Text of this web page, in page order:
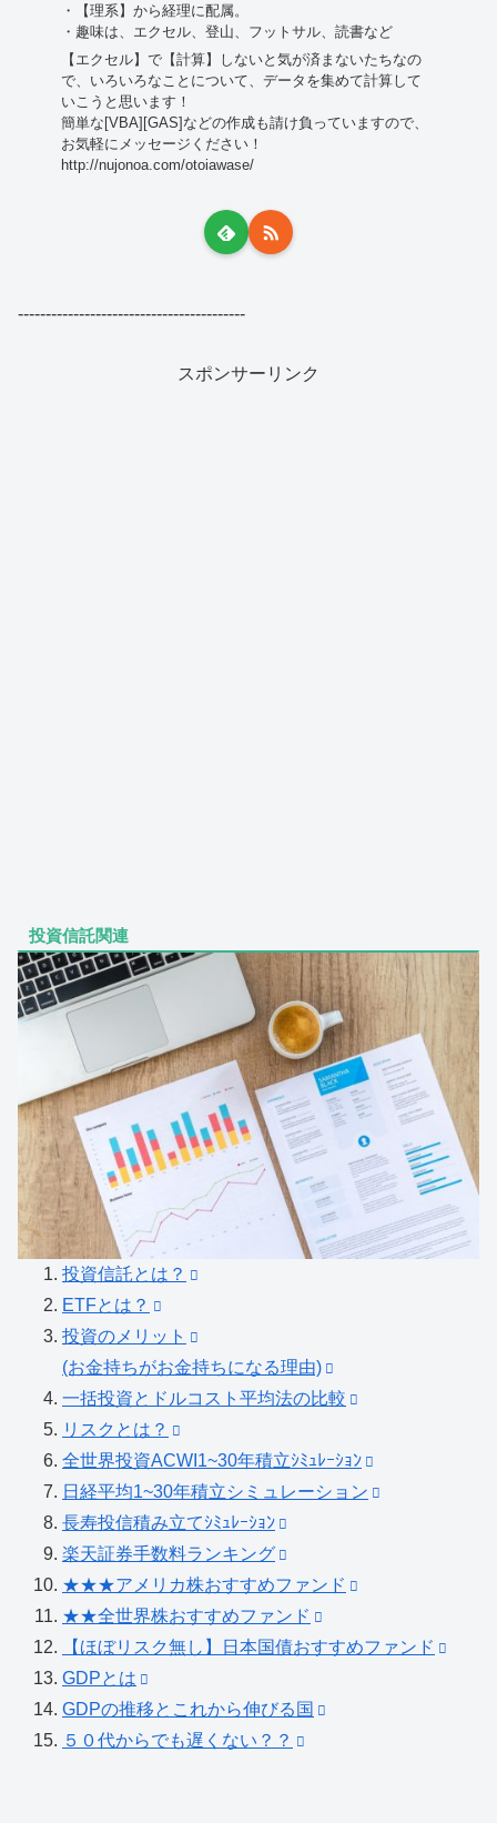
・【理系】から経理に配属。
・趣味は、エクセル、登山、フットサル、読書など
【エクセル】で【計算】しないと気が済まないたちなの
で、いろいろなことについて、データを集めて計算して
いこうと思います！
簡単な[VBA][GAS]などの作成も請け負っていますので、
お気軽にメッセージください！
http://nujonoa.com/otoiawase/
-----------------------------------------
スポンサーリンク
投資信託関連
投資信託とは？
ETFとは？
投資のメリット
(お金持ちがお金持ちになる理由)
一括投資とドルコスト平均法の比較
リスクとは？
全世界投資ACWI1~30年積立ｼﾐｭﾚｰｼｮﾝ
日経平均1~30年積立シミュレーション
長寿投信積み立てｼﾐｭﾚｰｼｮﾝ
楽天証券手数料ランキング
★★★アメリカ株おすすめファンド
★★全世界株おすすめファンド
【ほぼリスク無し】日本国債おすすめファンド
GDPとは
GDPの推移とこれから伸びる国
５０代からでも遅くない？？